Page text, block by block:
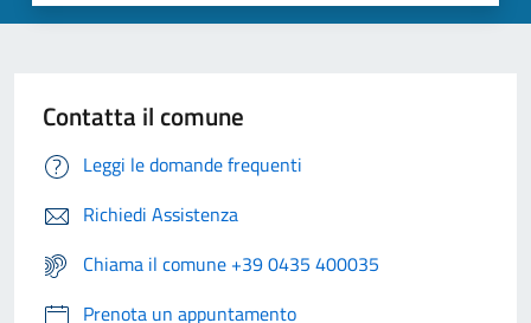
Contatta il comune
Leggi le domande frequenti
Richiedi Assistenza
Chiama il comune +39 0435 400035
Prenota un appuntamento